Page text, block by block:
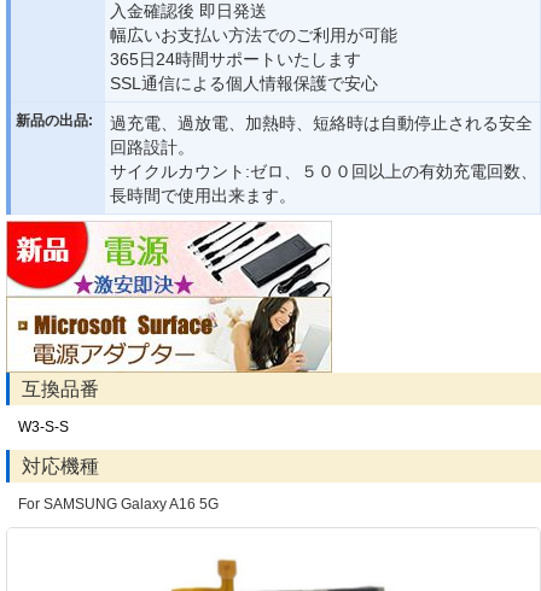
入金確認後 即日発送
幅広いお支払い方法でのご利用が可能
365日24時間サポートいたします
SSL通信による個人情報保護で安心
新品の出品:
過充電、過放電、加熱時、短絡時は自動停止される安全
回路設計。
サイクルカウント:ゼロ、５００回以上の有効充電回数、
長時間で使用出来ます。
互換品番
W3-S-S
対応機種
For SAMSUNG Galaxy A16 5G